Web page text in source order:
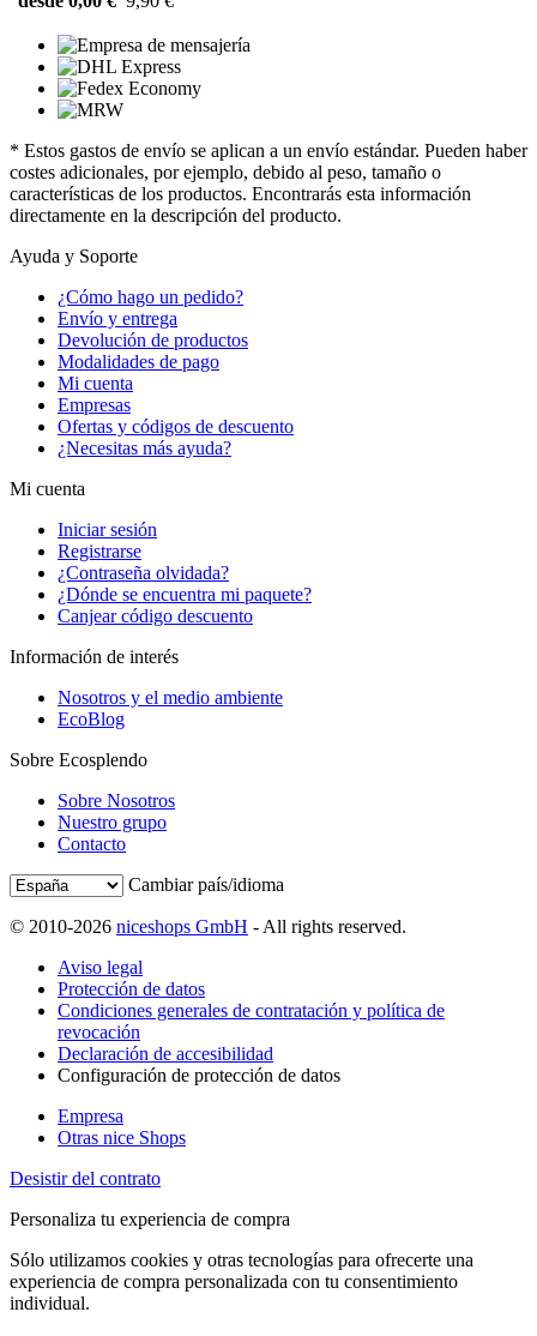
* Estos gastos de envío se aplican a un envío estándar. Pueden haber
costes adicionales, por ejemplo, debido al peso, tamaño o
características de los productos. Encontrarás esta información
directamente en la descripción del producto.
Ayuda y Soporte
¿Cómo hago un pedido?
Envío y entrega
Devolución de productos
Modalidades de pago
Mi cuenta
Empresas
Ofertas y códigos de descuento
¿Necesitas más ayuda?
Mi cuenta
Iniciar sesión
Registrarse
¿Contraseña olvidada?
¿Dónde se encuentra mi paquete?
Canjear código descuento
Información de interés
Nosotros y el medio ambiente
EcoBlog
Sobre Ecosplendo
Sobre Nosotros
Nuestro grupo
Contacto
Cambiar país/idioma
© 2010-2026 niceshops GmbH - All rights reserved.
Aviso legal
Protección de datos
Condiciones generales de contratación y política de
revocación
Declaración de accesibilidad
Configuración de protección de datos
Empresa
Otras nice Shops
Desistir del contrato
Personaliza tu experiencia de compra
Sólo utilizamos cookies y otras tecnologías para ofrecerte una
experiencia de compra personalizada con tu consentimiento
individual.